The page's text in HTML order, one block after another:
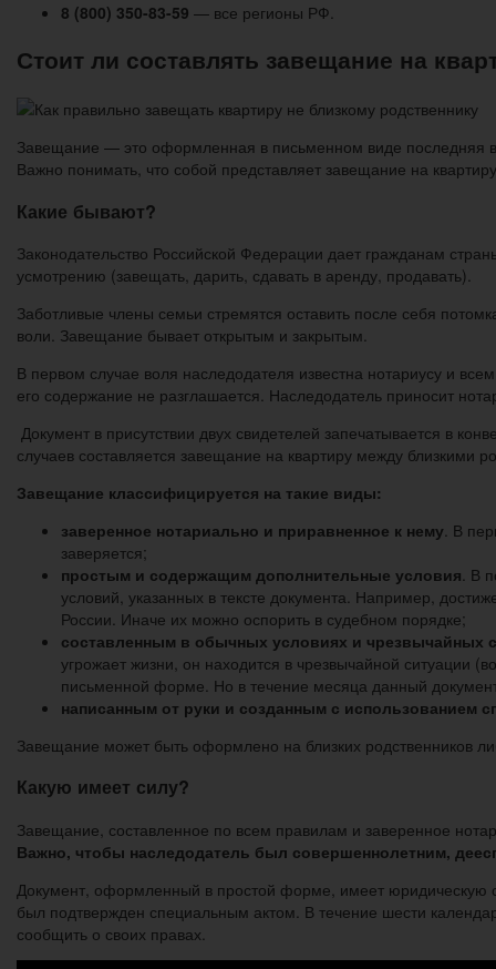
8 (800) 350-83-59 — все регионы РФ.
Стоит ли составлять завещание на
Завещание — это оформленная в письменном виде последняя
Важно понимать, что собой представляет завещание на
Какие бывают?
Законодательство Российской Федерации дает гражданам
усмотрению (завещать, дарить, сдавать в аренду, продавать).
Заботливые члены семьи стремятся оставить после себя
воли. Завещание бывает открытым и закрытым.
В первом случае воля наследодателя известна нотариусу и
его содержание не разглашается. Наследодатель приносит
Документ в присутствии двух свидетелей запечатывается в
случаев составляется завещание на квартиру между близкими
Завещание классифицируется на такие виды:
заверенное нотариально и приравненное к нему . В
заверяется;
простым и содержащим дополнительные условия . В
условий, указанных в тексте документа. Например,
России. Иначе их можно оспорить в судебном порядке;
составленным в обычных условиях и чрезвычайных
угрожает жизни, он находится в чрезвычайной ситуации
письменной форме. Но в течение месяца данный
написанным от руки и созданным с использованием
Завещание может быть оформлено на близких родственников
Какую имеет силу?
Завещание, составленное по всем правилам и заверенное
Важно, чтобы наследодатель был совершеннолетним,
Документ, оформленный в простой форме, имеет юридическую
был подтвержден специальным актом. В течение шести
сообщить о своих правах.